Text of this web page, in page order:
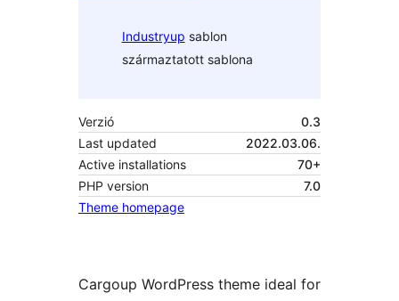
Industryup sablon
származtatott sablona
Verzió
0.3
Last updated
2022.03.06.
Active installations
70+
PHP version
7.0
Theme homepage
Cargoup WordPress theme ideal for